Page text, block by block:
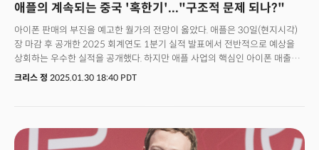
애플의 계속되는 중국 '혹한기'..."구조적 문제 되나?"
아이폰 판매의 부진을 예고한 월가의 전망이 옳았다. 애플은 30일(현지시각)
장 마감 후 공개한 2025 회계연도 1분기 실적 발표에서 전반적으로 예상을
상회하는 우수한 실적을 공개했다. 하지만 애플 사업의 핵심인 아이폰 매출은
2년 만에 최대 규모의 어닝 쇼크를 기록하며 시장에 실망감을 안겼다. 애플의
무려 11.1%의 매출 감소를 기록하며 아이폰 매출이 691억 4000만 달러로
추정치였던 710억 3000만 달러를 크게 빗나갔다. 서비스 부문과 맥-
크리스 정 2025.01.30 18:40 PDT